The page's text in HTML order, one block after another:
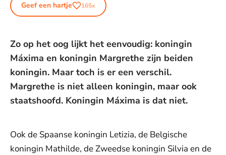
Geef een hartje 165x
Zo op het oog lijkt het eenvoudig: koningin
Máxima en koningin Margrethe zijn beiden
koningin. Maar toch is er een verschil.
Margrethe is niet alleen koningin, maar ook
staatshoofd. Koningin Máxima is dat niet.
Ook de Spaanse koningin Letizia, de Belgische
koningin Mathilde, de Zweedse koningin Silvia en de